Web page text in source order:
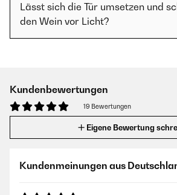
Lässt sich die Tür umsetzen und
den Wein vor Licht?
Kundenbewertungen
19 Bewertungen
Eigene Bewertung
Kundenmeinungen aus